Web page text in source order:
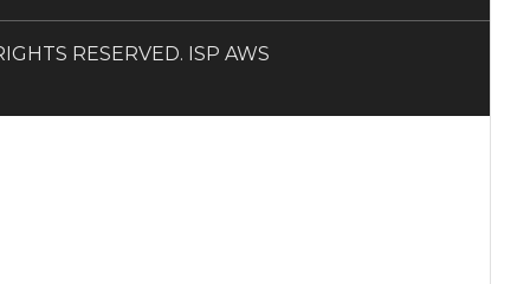
RESERVED. ISP AWS